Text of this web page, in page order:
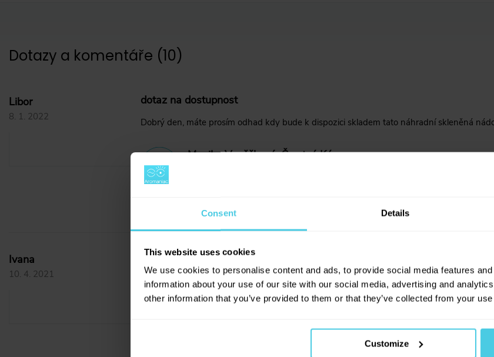
Consent Details
This website uses cookies
We use cookies to personalise content and ads, to provide social media features
information about your use of our site with our social media, advertising and
other information that you’ve provided to them or that they’ve collected from your
Customize
Dotazy a komentáře (10)
Libor
8. 1. 2022
dotaz na dostupnost
Dobrý den, máte prosím odhad kdy bude k dispozici skladem tato náhradní skleněná
Monika Vaněčková, Čerstvá Káva
Dobrý den, tuto nádobku nemá skladem aktuálně ani náš dodavatel, a
proto doporučili vyplnit svou e-mailovou adresu pod tímto produktem a
Ivana
10. 4. 2021
Nahradni nadoba
Prosim p nahradni nadobu na french press bodum 1.5l vnitrni prumer sita 11cm
Dobrý den, je nám líto, ale takovou nádobku nemáme v nabídce. V